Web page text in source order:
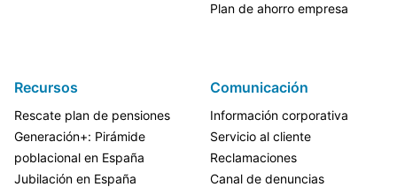
Plan de ahorro empresa
Recursos
Rescate plan de pensiones
Generación+: Pirámide
poblacional en España
Jubilación en España
Comunicación
Información corporativa
Servicio al cliente
Reclamaciones
Canal de denuncias